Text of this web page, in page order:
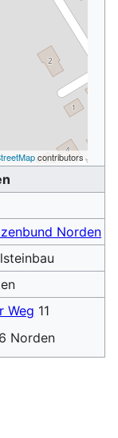
contributors
Norden
Weg 11
Norden